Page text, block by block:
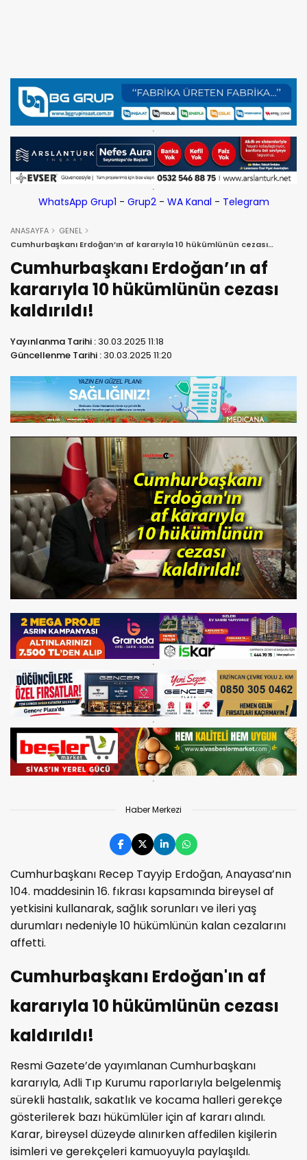
WhatsApp Grup1 - Grup2- WA Kanal - Telegram
ANASAYFA
GENEL
Cumhurbaşkanı Erdoğan’ın af kararıyla 10 hükümlünün cezası
kaldırıldı!
Cumhurbaşkanı Erdoğan’ın af
kararıyla 10 hükümlünün cezası
kaldırıldı!
Yayınlanma Tarihi :30.03.2025 11:18
Güncellenme Tarihi :30.03.2025 11:20
Haber Merkezi
Cumhurbaşkanı Recep Tayyip Erdoğan, Anayasa’nın
104. maddesinin 16. fıkrası kapsamında bireysel af
yetkisini kullanarak, sağlık sorunları ve ileri yaş
durumları nedeniyle 10 hükümlünün kalan cezalarını
affetti.
Cumhurbaşkanı Erdoğan'ın af
kararıyla 10 hükümlünün cezası
kaldırıldı!
Resmi Gazete’de yayımlanan Cumhurbaşkanı
kararıyla, Adli Tıp Kurumu raporlarıyla belgelenmiş
sürekli hastalık, sakatlık ve kocama halleri gerekçe
gösterilerek bazı hükümlüler için af kararı alındı.
Karar, bireysel düzeyde alınırken affedilen kişilerin
isimleri ve gerekçeleri kamuoyuyla paylaşıldı.